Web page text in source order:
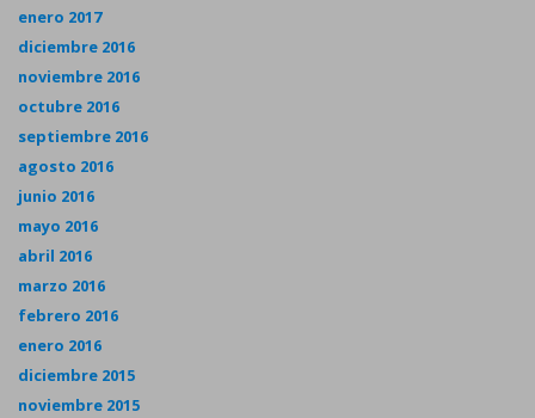
enero 2017
diciembre 2016
noviembre 2016
octubre 2016
septiembre 2016
agosto 2016
junio 2016
mayo 2016
abril 2016
marzo 2016
febrero 2016
enero 2016
diciembre 2015
noviembre 2015